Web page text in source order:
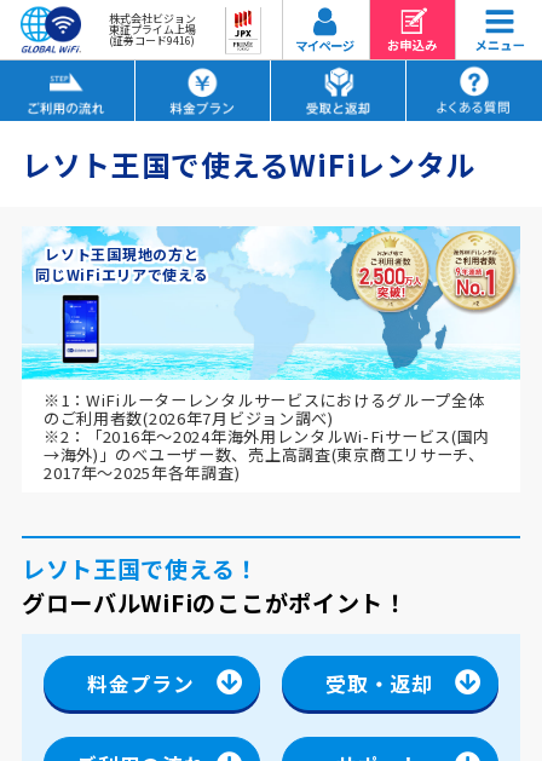
株式会社ビジョン
東証プライム上場
(証券コード9416)
レソト王国で使えるWiFiレンタル
レソト王国現地の方と
同じWiFiエリアで使える
※1：WiFiルーターレンタルサービスにおけるグループ全体
のご利用者数(2026年7月ビジョン調べ)
※2：「2016年～2024年海外用レンタルWi-Fiサービス(国内
→海外)」のべユーザー数、売上高調査(東京商工リサーチ、
2017年～2025年各年調査)
レソト王国で使える！
グローバルWiFiのここがポイント！
料金プラン 受取・返却